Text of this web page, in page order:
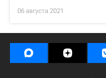
06 августа 2021